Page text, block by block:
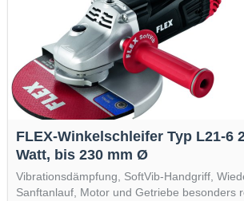
FLEX-Winkelschleifer Typ L21-6
Watt, bis 230 mm Ø
Vibrationsdämpfung, SoftVib-Handgriff,
Sanftanlauf, Motor und Getriebe besonders